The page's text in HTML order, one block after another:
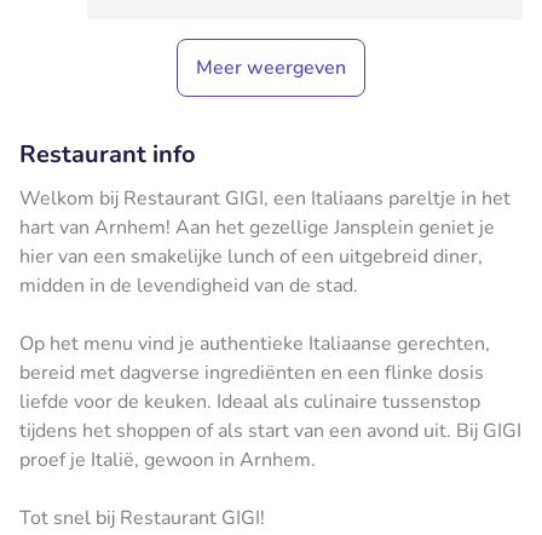
Meer weergeven
Restaurant info
Welkom bij Restaurant GIGI, een Italiaans pareltje in het
hart van Arnhem! Aan het gezellige Jansplein geniet je
hier van een smakelijke lunch of een uitgebreid diner,
midden in de levendigheid van de stad.
Op het menu vind je authentieke Italiaanse gerechten,
bereid met dagverse ingrediënten en een flinke dosis
liefde voor de keuken. Ideaal als culinaire tussenstop
tijdens het shoppen of als start van een avond uit. Bij GIGI
proef je Italië, gewoon in Arnhem.
Tot snel bij Restaurant GIGI!